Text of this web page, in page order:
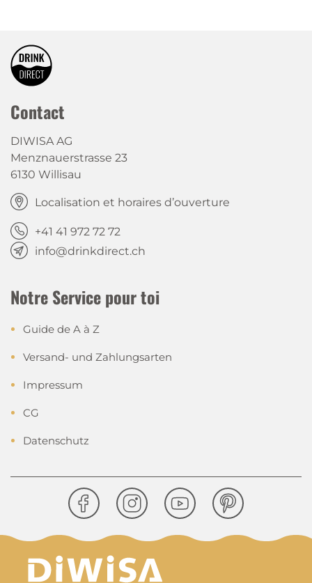
Contact
DIWISA AG
Menznauerstrasse 23
6130 Willisau
Localisation et horaires d’ouverture
+41 41 972 72 72
info@drinkdirect.ch
Notre Service pour toi
Guide de A à Z
Versand- und Zahlungsarten
Impressum
CG
Datenschutz